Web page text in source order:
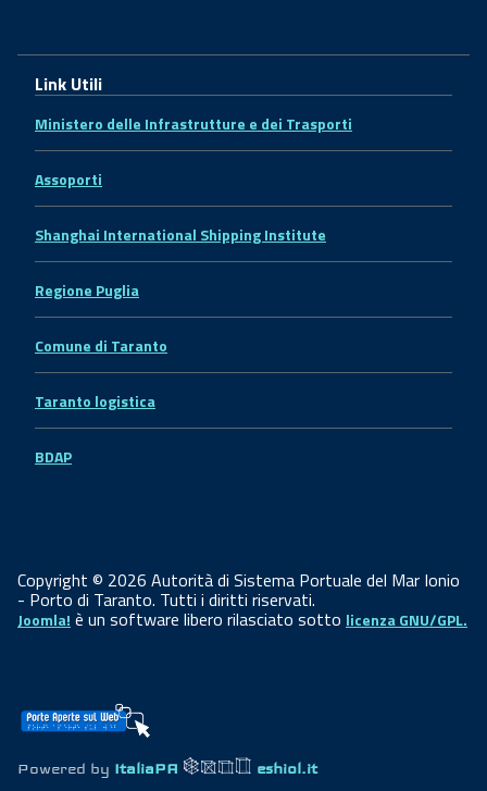
Link Utili
Ministero delle Infrastrutture e dei Trasporti
Assoporti
Shanghai International Shipping Institute
Regione Puglia
Comune di Taranto
Taranto logistica
BDAP
Copyright © 2026 Autorità di Sistema Portuale del Mar Ionio
- Porto di Taranto. Tutti i diritti riservati.
Joomla! è un software libero rilasciato sotto licenza GNU/GPL.
Powered by ItaliaPA eshiol.it